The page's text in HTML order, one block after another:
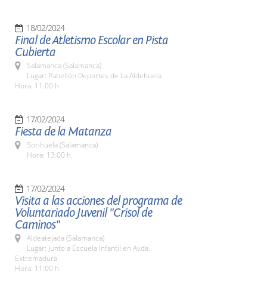
18/02/2024
Final de Atletismo Escolar en Pista
Cubierta
Salamanca (Salamanca)
Lugar: Pabellón Deportes de La Aldehuela
Hora: 11:00 h.
17/02/2024
Fiesta de la Matanza
Sorihuela (Salamanca)
Hora: 13:00 h.
17/02/2024
Visita a las acciones del programa de
Voluntariado Juvenil "Crisol de
Caminos"
Aldeatejada (Salamanca)
Lugar: Junto a Escuela Infantil en Avda.
Extremadura
Hora: 11:00 h.